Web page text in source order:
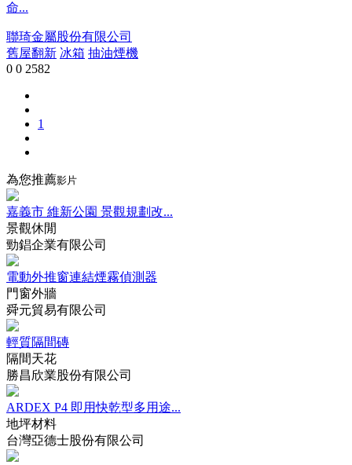
命...
聯琦金屬股份有限公司
舊屋翻新 冰箱 抽油煙機
0 0 2582
1
為您推薦影片
嘉義市 維新公園 景觀規劃改...
景觀休閒
勁錩企業有限公司
電動外推窗連結煙霧偵測器
門窗外牆
舜元貿易有限公司
輕質隔間磚
隔間天花
勝昌欣業股份有限公司
ARDEX P4 即用快乾型多用途...
地坪材料
台灣亞德士股份有限公司